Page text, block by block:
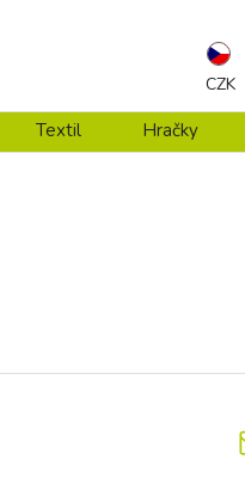
CZK
Textil Hračky